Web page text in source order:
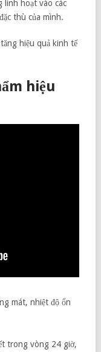
linh hoạt vào các
thù của mình.
hiệu quả kinh tế
hiệu
mát, nhiệt độ ổn
trong vòng 24 giờ,